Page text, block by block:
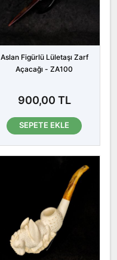
Aslan Figürlü Lületaşı Zarf
Açacağı - ZA100
900,00 TL
SEPETE EKLE